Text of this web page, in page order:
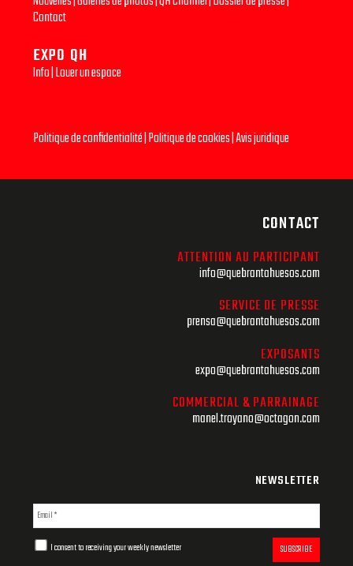
Contact
EXPO QH
Info|Louer un espace
Politique de confidentialité|Politique de cookies|Avis juridique
CONTACT
ATTENTION AU PARTICIPANT
info@quebrantahuesos.com
SERVICE DE PRESSE
prensa@quebrantahuesos.com
EXPOSANTS
expo@quebrantahuesos.com
COMMERCIAL & PARRAINAGE
manel.troyano@octagon.com
NEWSLETTER
I consent to receiving your weekly newsletter SUBSCRIBE